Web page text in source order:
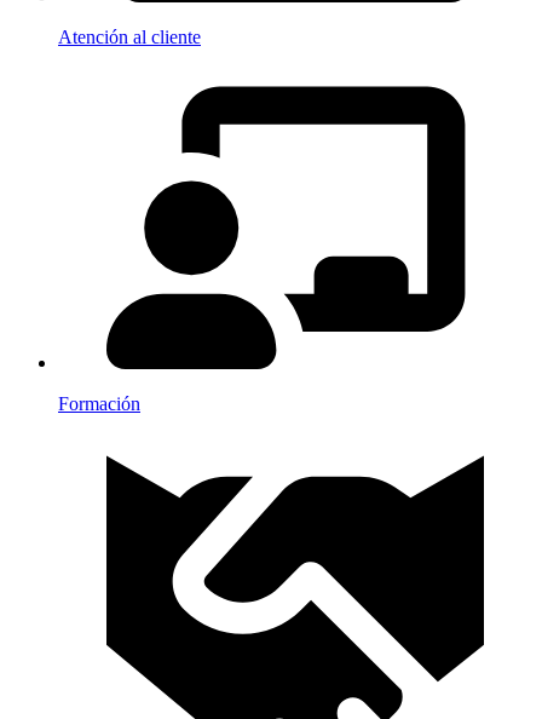
Atención al cliente
Formación